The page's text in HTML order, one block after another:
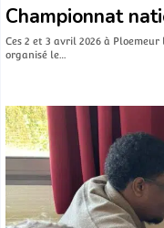
Championnat
Ces 2 et 3 avril 2026 à Ploemeur
organisé le…